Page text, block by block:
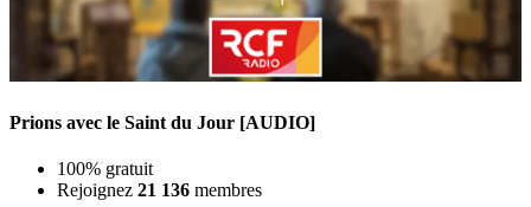
Prions avec le Saint du Jour [AUDIO]
100% gratuit
Rejoignez 21 136 membres